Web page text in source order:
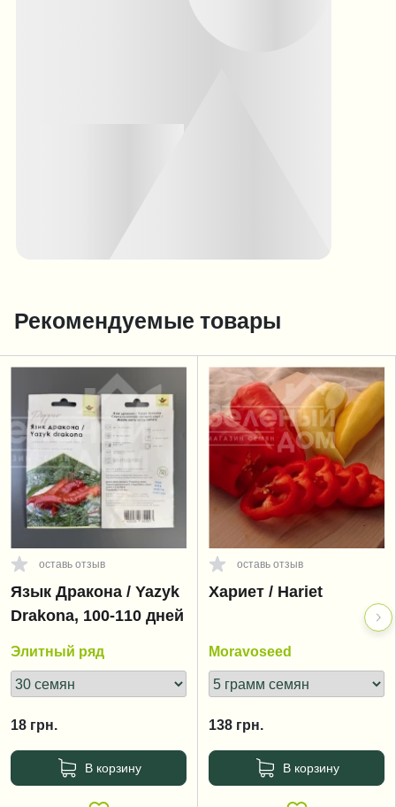
Рекомендуемые товары
оставь отзыв
Язык Дракона / Yazyk
Drakona, 100-110 дней
Элитный ряд
18 грн.
В корзину
оставь отзыв
Хариет / Hariet
Moravoseed
138 грн.
В корзину